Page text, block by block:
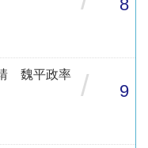
8
魏平政率
/ 9